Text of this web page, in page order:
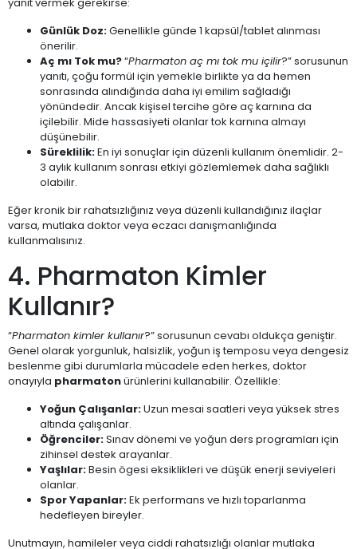
Günlük Doz:Genellikle günde 1 kapsül/tablet alınması
önerilir.
Aç mı Tok mu?“Pharmaton aç mı tok mu içilir?” sorusunun
yanıtı, çoğu formül için yemekle birlikte ya da hemen
sonrasında alındığında daha iyi emilim sağladığı
yönündedir. Ancak kişisel tercihe göre aç karnına da
içilebilir. Mide hassasiyeti olanlar tok karnına almayı
düşünebilir.
Süreklilik:En iyi sonuçlar için düzenli kullanım önemlidir. 2-
3 aylık kullanım sonrası etkiyi gözlemlemek daha sağlıklı
olabilir.
Eğer kronik bir rahatsızlığınız veya düzenli kullandığınız ilaçlar
varsa, mutlaka doktor veya eczacı danışmanlığında
kullanmalısınız.
4. Pharmaton Kimler
Kullanır?
“Pharmaton kimler kullanır?” sorusunun cevabı oldukça geniştir.
Genel olarak yorgunluk, halsizlik, yoğun iş temposu veya dengesiz
beslenme gibi durumlarla mücadele eden herkes, doktor
onayıyla pharmatonürünlerini kullanabilir. Özellikle:
Yoğun Çalışanlar:Uzun mesai saatleri veya yüksek stres
altında çalışanlar.
Öğrenciler:Sınav dönemi ve yoğun ders programları için
zihinsel destek arayanlar.
Yaşlılar:Besin ögesi eksiklikleri ve düşük enerji seviyeleri
olanlar.
Spor Yapanlar:Ek performans ve hızlı toparlanma
hedefleyen bireyler.
Unutmayın, hamileler veya ciddi rahatsızlığı olanlar mutlaka